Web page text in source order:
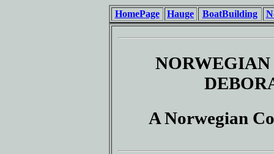
HomePage Hauge BoatBuilding
A Norwegian